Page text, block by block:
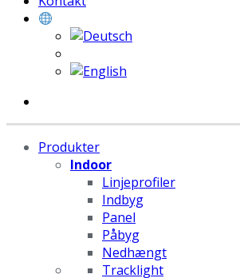
Produkter
Indoor
Linjeprofiler
Indbyg
Panel
Påbyg
Nedhængt
Tracklight